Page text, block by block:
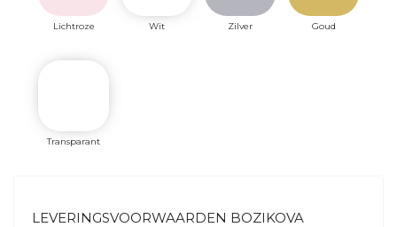
Lichtroze Wit Zilver Goud
Transparant
LEVERINGSVOORWAARDEN BOZIKOVA